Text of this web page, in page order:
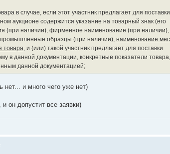
в случае, если этот участник предлагает для поставки
аукционе содержится указание на товарный знак (его
(при наличии), фирменное наименование (при наличии),
образцы (при наличии), наименование
товара , и (или) такой участник предлагает для поставки
в данной документации, конкретные показатели товара,
данной документацией;
нет... и много чего уже нет)
он допустит все заявки)